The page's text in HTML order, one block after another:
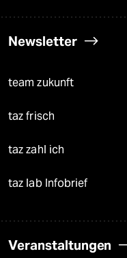
Newsletter
team zukunft
taz frisch
taz zahl ich
taz lab Infobrief
Veranstaltungen